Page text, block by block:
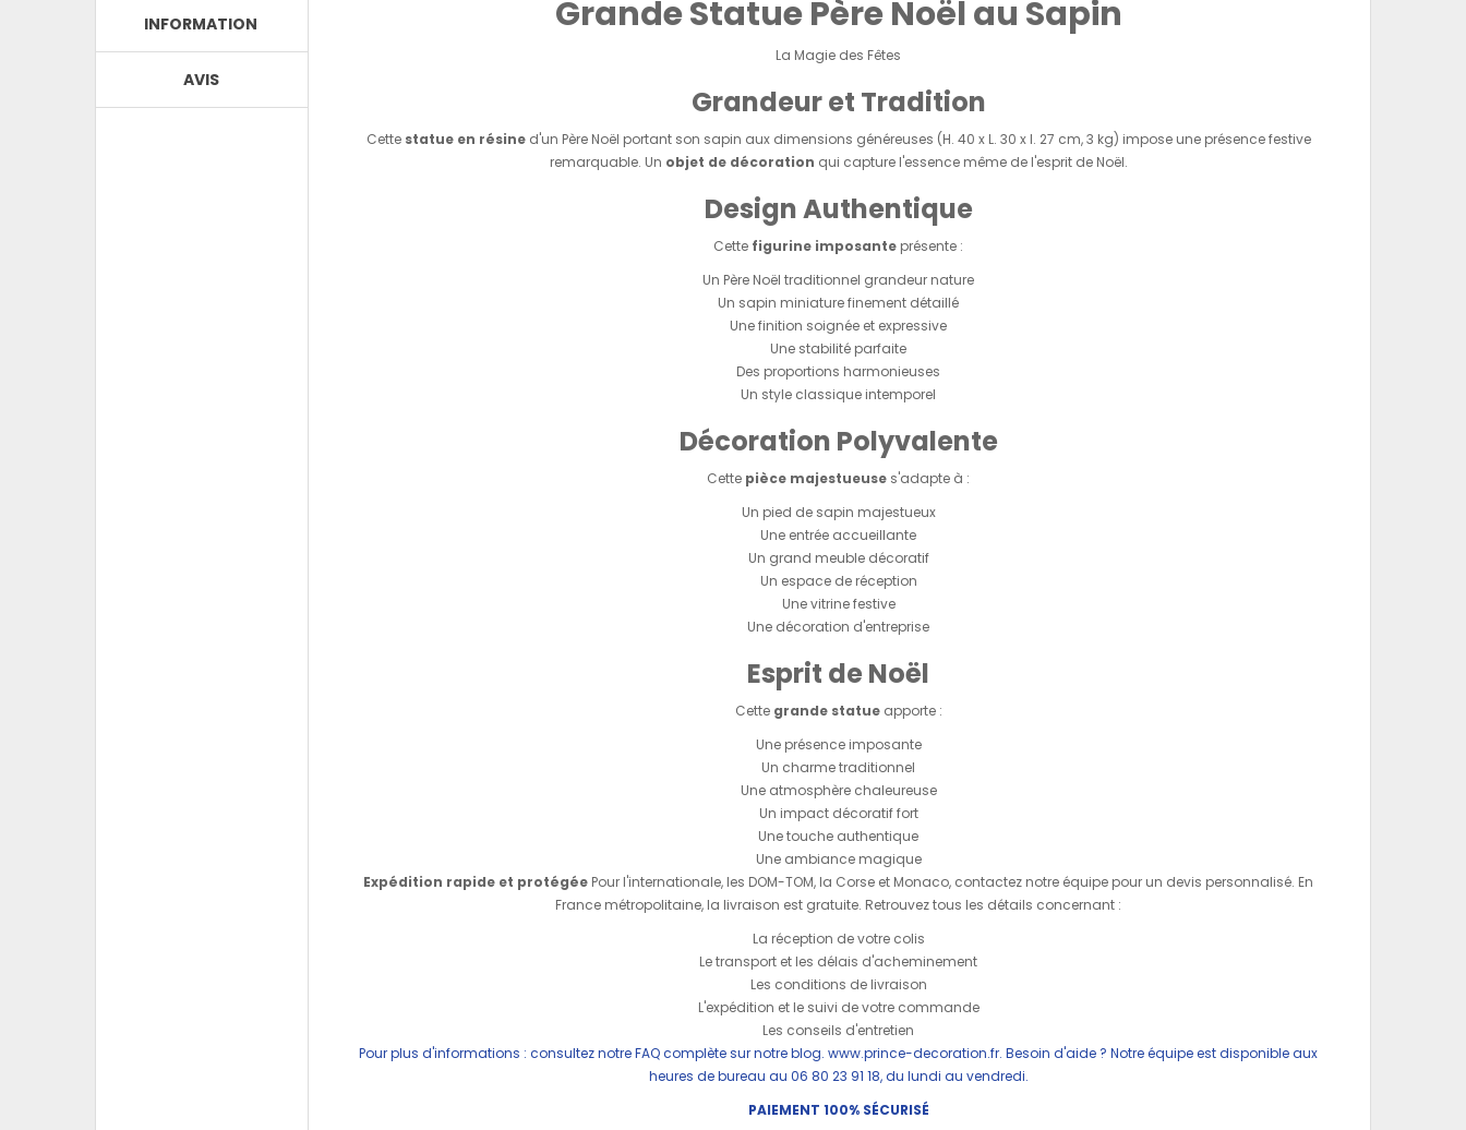
INFORMATION
AVIS
Grande Statue Père Noël au Sapin
La Magie des Fêtes
Grandeur et Tradition
Cette statue en résined'un Père Noël portant son sapin aux dimensions généreuses (H. 40 x L. 30 x l. 27 cm, 3 kg) impose une présence festive
remarquable. Un objet de décoration qui capture l'essence même de l'esprit de Noël.
Design Authentique
Cette figurine imposante présente :
Un Père Noël traditionnel grandeur nature
Un sapin miniature finement détaillé
Une finition soignée et expressive
Une stabilité parfaite
Des proportions harmonieuses
Un style classique intemporel
Décoration Polyvalente
Cette pièce majestueuse s'adapte à :
Un pied de sapin majestueux
Une entrée accueillante
Un grand meuble décoratif
Un espace de réception
Une vitrine festive
Une décoration d'entreprise
Esprit de Noël
Cette grande statueapporte :
Une présence imposante
Un charme traditionnel
Une atmosphère chaleureuse
Un impact décoratif fort
Une touche authentique
Une ambiance magique
Expédition rapide et protégée Pour l'internationale, les DOM-TOM, la Corse et Monaco, contactez notre équipe pour un devis personnalisé. En
France métropolitaine, la livraison est gratuite. Retrouvez tous les détails concernant :
La réception de votre colis
Le transport et les délais d'acheminement
Les conditions de livraison
L'expédition et le suivi de votre commande
Les conseils d'entretien
Pour plus d'informations : consultez notre FAQ complète sur notre blog.www.prince-decoration.fr. Besoin d'aide ? Notre équipe est disponible aux
heures de bureau au 06 80 23 91 18, du lundi au vendredi.
PAIEMENT 100% SÉCURISÉ